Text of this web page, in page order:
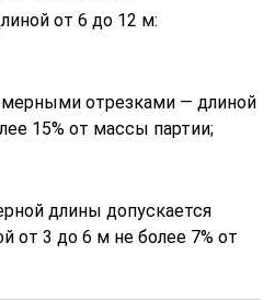
от 6 до 12 м:
отрезками — длиной
15% от массы партии;
длины допускается
от 3 до 6 м не более 7% от